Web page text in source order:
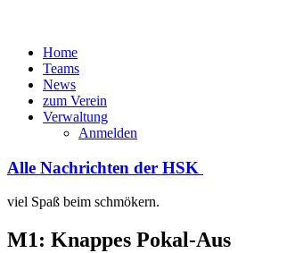
Home
Teams
News
zum Verein
Verwaltung
Anmelden
Alle Nachrichten der HSK
viel Spaß beim schmökern.
M1: Knappes Pokal-Aus